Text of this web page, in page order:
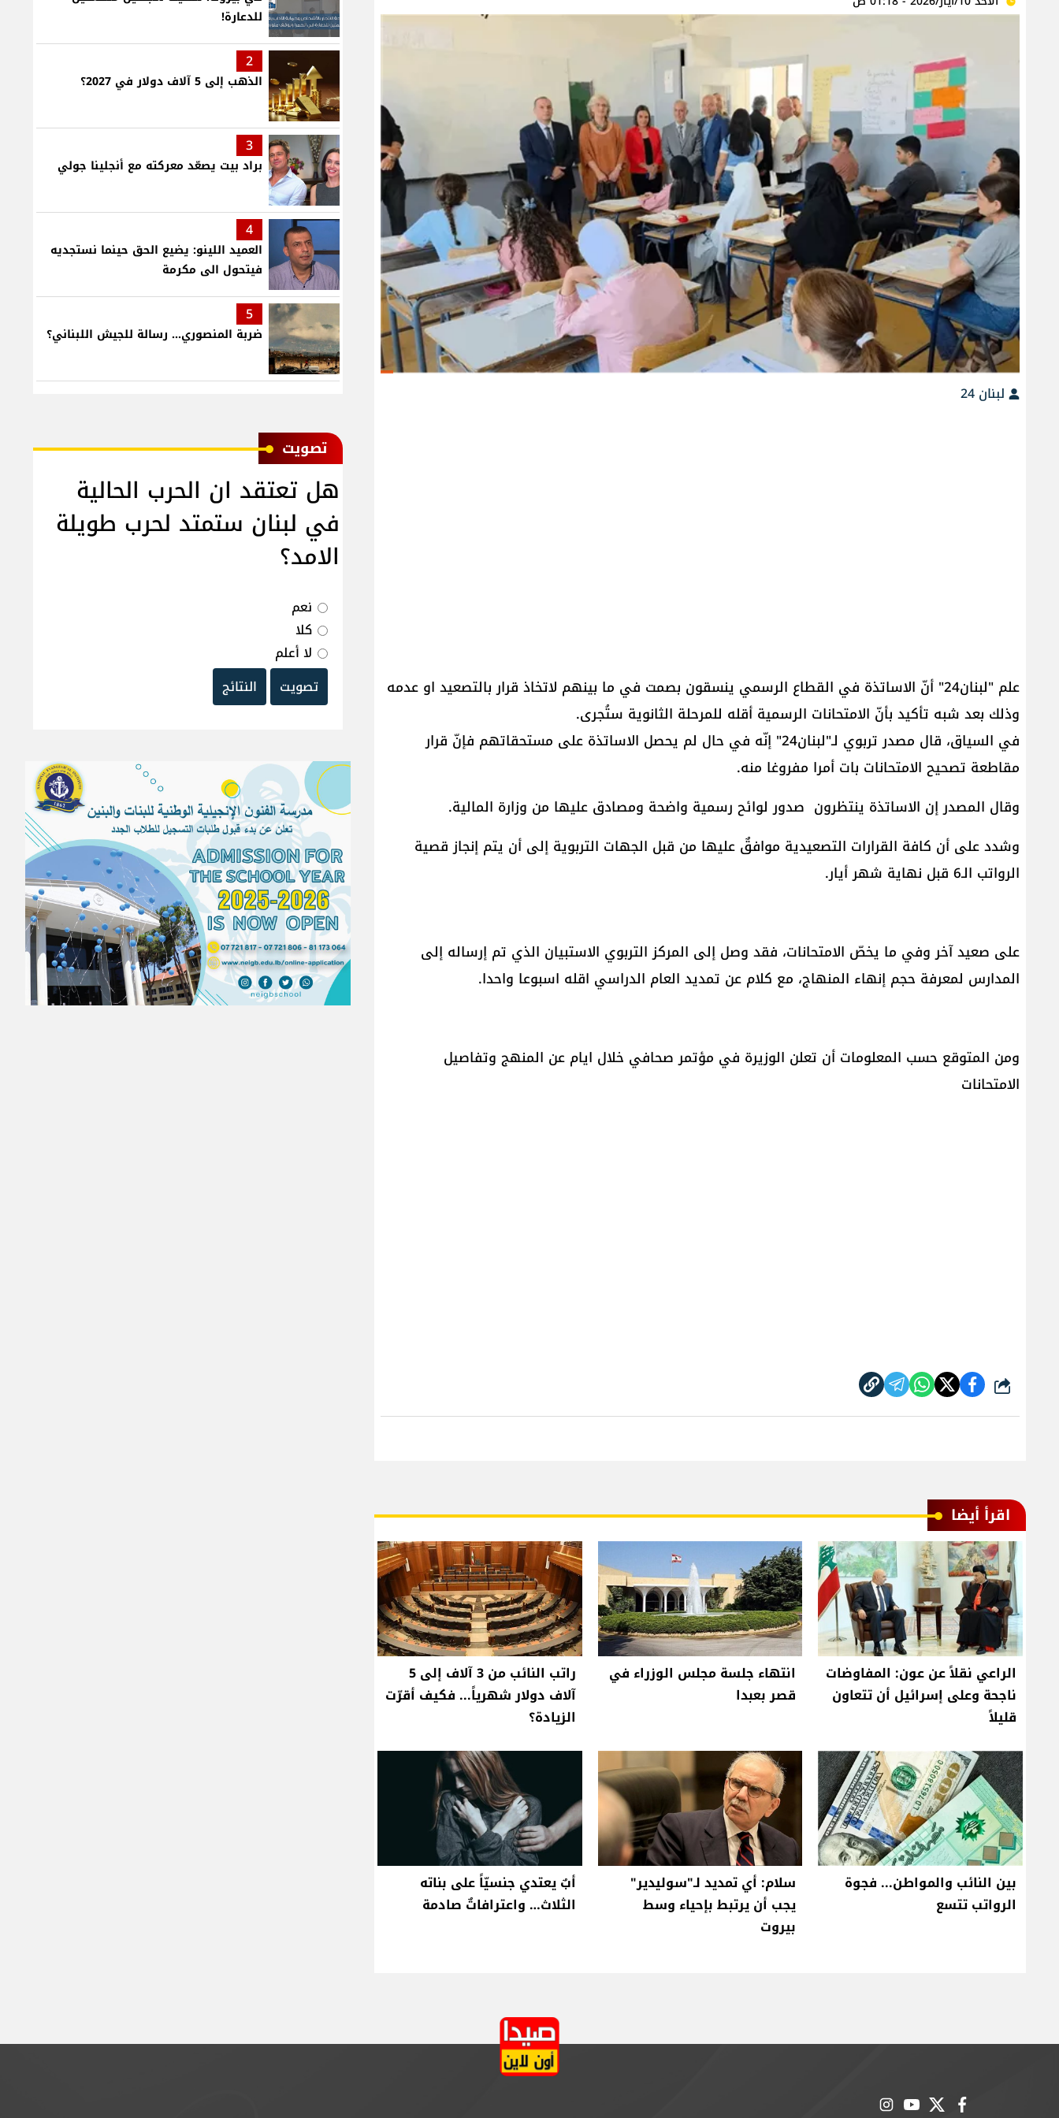
لبنان 24
علم "لبنان24" أنّ الاساتذة في القطاع الرسمي ينسقون بصمت في ما بينهم لاتخاذ قرار بالتصعيد او عدمه
وذلك بعد شبه تأكيد بأنّ الامتحانات الرسمية أقله للمرحلة الثانوية ستُجرى.
في السياق، قال مصدر تربوي لـ"لبنان24" إنّه في حال لم يحصل الاساتذة على مستحقاتهم فإنّ قرار
مقاطعة تصحيح الامتحانات بات أمرا مفروغا منه.
وقال المصدر إن الاساتذة ينتظرون صدور لوائح رسمية واضحة ومصادق عليها من وزارة المالية.
وشدد على أن كافة القرارات التصعيدية موافقٌ عليها من قبل الجهات التربوية إلى أن يتم إنجاز قصية
الرواتب الـ6 قبل نهاية شهر أيار.
على صعيد آخر وفي ما يخصّ الامتحانات، فقد وصل إلى المركز التربوي الاستبيان الذي تم إرساله إلى
المدارس لمعرفة حجم إنهاء المنهاج، مع كلام عن تمديد العام الدراسي اقله اسبوعا واحدا.
ومن المتوقع حسب المعلومات أن تعلن الوزيرة في مؤتمر صحافي خلال ايام عن المنهج وتفاصيل
الامتحانات
شارك
اقرأ أيضا
الراعي نقلاً عن عون: المفاوضات
ناجحة وعلى إسرائيل أن تتعاون
قليلاً
انتهاء جلسة مجلس الوزراء في
قصر بعبدا
راتب النائب من 3 آلاف إلى 5
آلاف دولار شهرياً... فكيف أقرّت
الزيادة؟
بين النائب والمواطن... فجوة
الرواتب تتسع
سلام: أي تمديد لـ"سوليدير"
يجب أن يرتبط بإحياء وسط
بيروت
أبٌ يعتدي جنسيّاً على بناته
الثلاث… واعترافاتٌ صادمة
للدعارة!
2
الذهب إلى 5 آلاف دولار في 2027؟
3
براد بيت يصعّد معركته مع أنجلينا جولي
4
العميد اللينو: يضيع الحق حينما نستجديه
فيتحول الى مكرمة
5
ضربة المنصوري... رسالة للجيش اللبناني؟
ﺗﺼﻮﻳﺖ
هل تعتقد ان الحرب الحالية
في لبنان ستمتد لحرب طويلة
الامد؟
نعم
كلا
لا أعلم
تصويت
النتائج
facebook
twitter
youtube
instagram